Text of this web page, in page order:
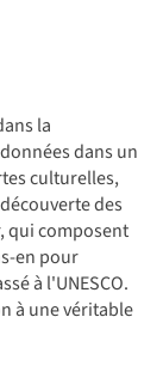
la
dans un
culturelles,
des
qui composent
en pour
à l'UNESCO.
à une véritable